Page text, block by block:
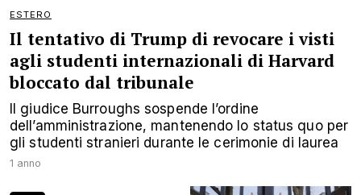
ESTERO
Il tentativo di Trump di revocare i visti
agli studenti internazionali di Harvard
bloccato dal tribunale
Il giudice Burroughs sospende l’ordine
dell’amministrazione, mantenendo lo status quo per
gli studenti stranieri durante le cerimonie di laurea
1 anno